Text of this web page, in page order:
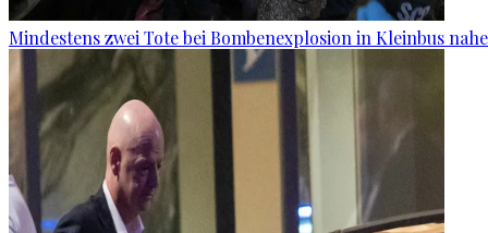
Mindestens zwei Tote bei Bombenexplosion in Kleinbus